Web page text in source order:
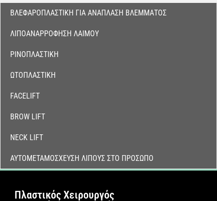
ΒΛΕΦΑΡΟΠΛΑΣΤΙΚΉ ΓΙΑ ΑΝΑΠΛΑΣΗ ΒΛΕΜΜΑΤΟΣ
ΛΙΠΟΑΝΑΡΡΌΦΗΣΗ ΛΑΙΜΟΎ
ΡΙΝΟΠΛΑΣΤΙΚΉ
ΩΤΟΠΛΑΣΤΙΚΉ
FACELIFT
BROW LIFT
NECK LIFT
ΑΥΤΟΜΕΤΑΜΌΣΧΕΥΣΗ ΛΊΠΟΥΣ ΣΤΟ ΠΡΌΣΩΠΟ
Πλαστικός Χειρουργός